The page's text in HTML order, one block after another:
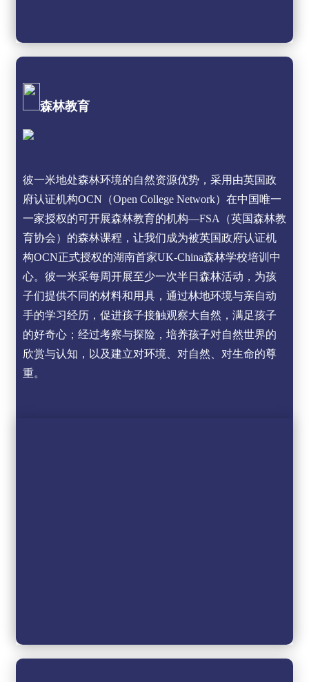
森林教育
彼一米地处森林环境的自然资源优势，采用由英国政
府认证机构OCN（Open College Network）在中国唯一
一家授权的可开展森林教育的机构—FSA（英国森林教
育协会）的森林课程，让我们成为被英国政府认证机
构OCN正式授权的湖南首家UK-China森林学校培训中
心。彼一米采每周开展至少一次半日森林活动，为孩
子们提供不同的材料和用具，通过林地环境与亲自动
手的学习经历，促进孩子接触观察大自然，满足孩子
的好奇心；经过考察与探险，培养孩子对自然世界的
欣赏与认知，以及建立对环境、对自然、对生命的尊
重。